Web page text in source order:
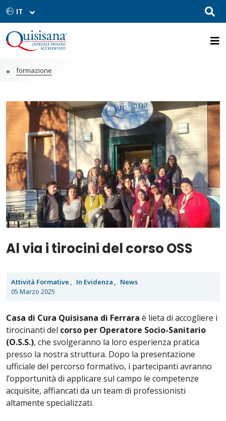
formazione
Al via i tirocini del corso OSS
Attività Formative In Evidenza
News
05 Marzo 2025
Casa di Cura Quisisana di Ferrara è lieta di accogliere i
tirocinanti del corso per Operatore Socio-Sanitario
(O.S.S.), che svolgeranno la loro esperienza pratica
presso la nostra struttura. Dopo la presentazione
ufficiale del percorso formativo, i partecipanti avranno
l’opportunità di applicare sul campo le competenze
acquisite, affiancati da un team di professionisti
altamente specializzati.